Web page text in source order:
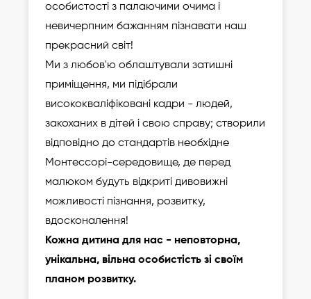
особистості з палаючими очима і
невичерпним бажанням пізнавати наш
прекрасний світ!
Ми з любов'ю облаштували затишні
приміщення, ми підібрали
висококваліфіковані кадри - людей,
закоханих в дітей і свою справу; створили
відповідно до стандартів необхідне
Монтессорі-середовище, де перед
малюком будуть відкриті дивовижні
можливості пізнання, розвитку,
вдосконалення!
Кожна дитина для нас - неповторна,
унікальна, вільна особистість зі своїм
планом розвитку.